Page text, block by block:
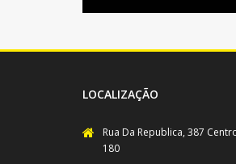
LOCALIZAÇÃO
Rua Da Republica, 387
180